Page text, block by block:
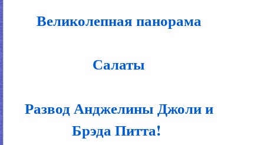
Великолепная панорама
Салаты
Развод Анджелины Джоли и
Брэда Питта!